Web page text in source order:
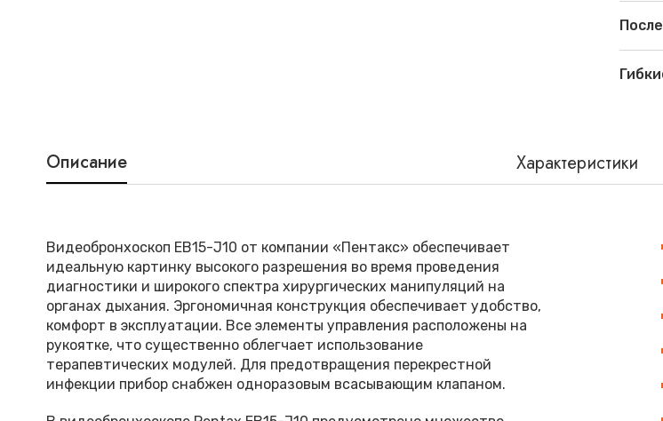
Описание Характеристики
Видеобронхоскоп EB15-J10 от компании «Пентакс» обеспечивает
идеальную картинку высокого разрешения во время проведения
диагностики и широкого спектра хирургических манипуляций на
органах дыхания. Эргономичная конструкция обеспечивает удобство,
комфорт в эксплуатации. Все элементы управления расположены на
рукоятке, что существенно облегчает использование
терапевтических модулей. Для предотвращения перекрестной
инфекции прибор снабжен одноразовым всасывающим клапаном.